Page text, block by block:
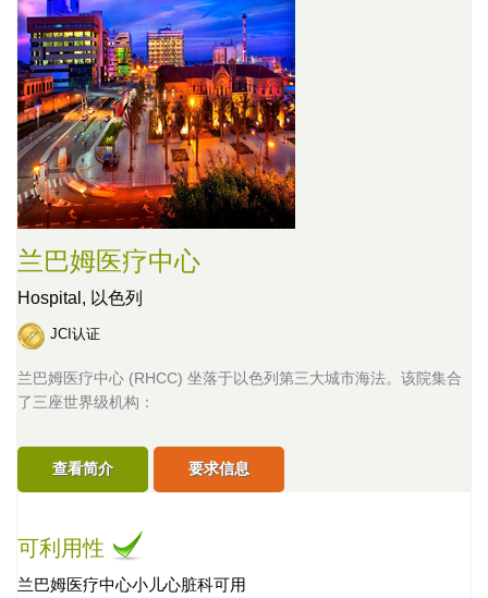
兰巴姆医疗中心
Hospital, 以色列
JCI认证
兰巴姆医疗中心 (RHCC) 坐落于以色列第三大城市海法。该院集合
了三座世界级机构：
查看简介 要求信息
可利用性
兰巴姆医疗中心小儿心脏科可用